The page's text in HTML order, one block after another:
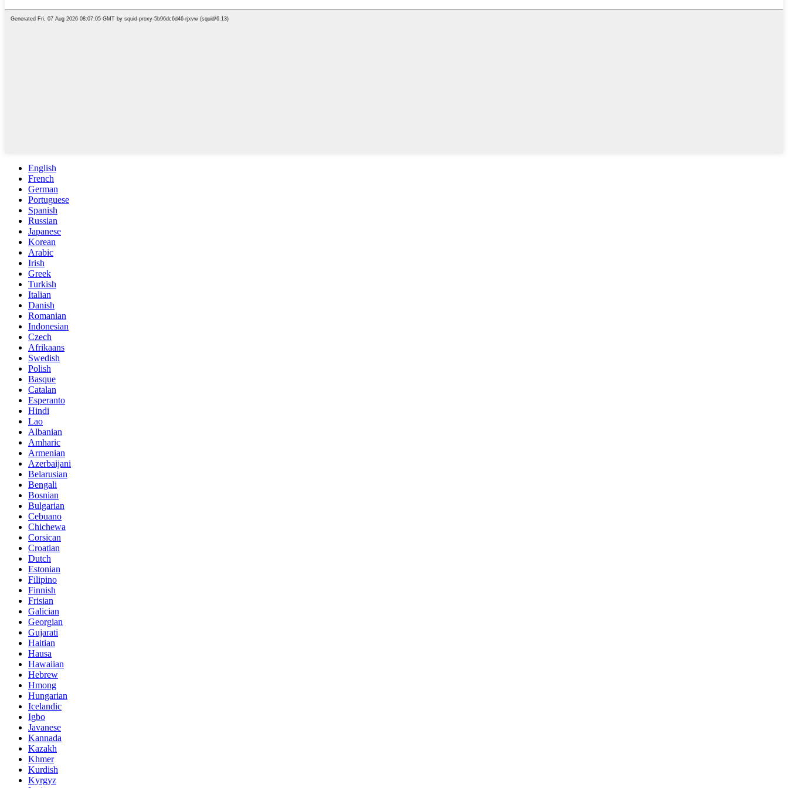
English
French
German
Portuguese
Spanish
Russian
Japanese
Korean
Arabic
Irish
Greek
Turkish
Italian
Danish
Romanian
Indonesian
Czech
Afrikaans
Swedish
Polish
Basque
Catalan
Esperanto
Hindi
Lao
Albanian
Amharic
Armenian
Azerbaijani
Belarusian
Bengali
Bosnian
Bulgarian
Cebuano
Chichewa
Corsican
Croatian
Dutch
Estonian
Filipino
Finnish
Frisian
Galician
Georgian
Gujarati
Haitian
Hausa
Hawaiian
Hebrew
Hmong
Hungarian
Icelandic
Igbo
Javanese
Kannada
Kazakh
Khmer
Kurdish
Kyrgyz